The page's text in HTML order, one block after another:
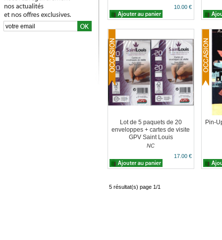
10.00 €
Lot de 5 paquets de 20
enveloppes + cartes de visite
GPV Saint Louis
NC
17.00 €
Pin-
5 résultat(s) page 1/1